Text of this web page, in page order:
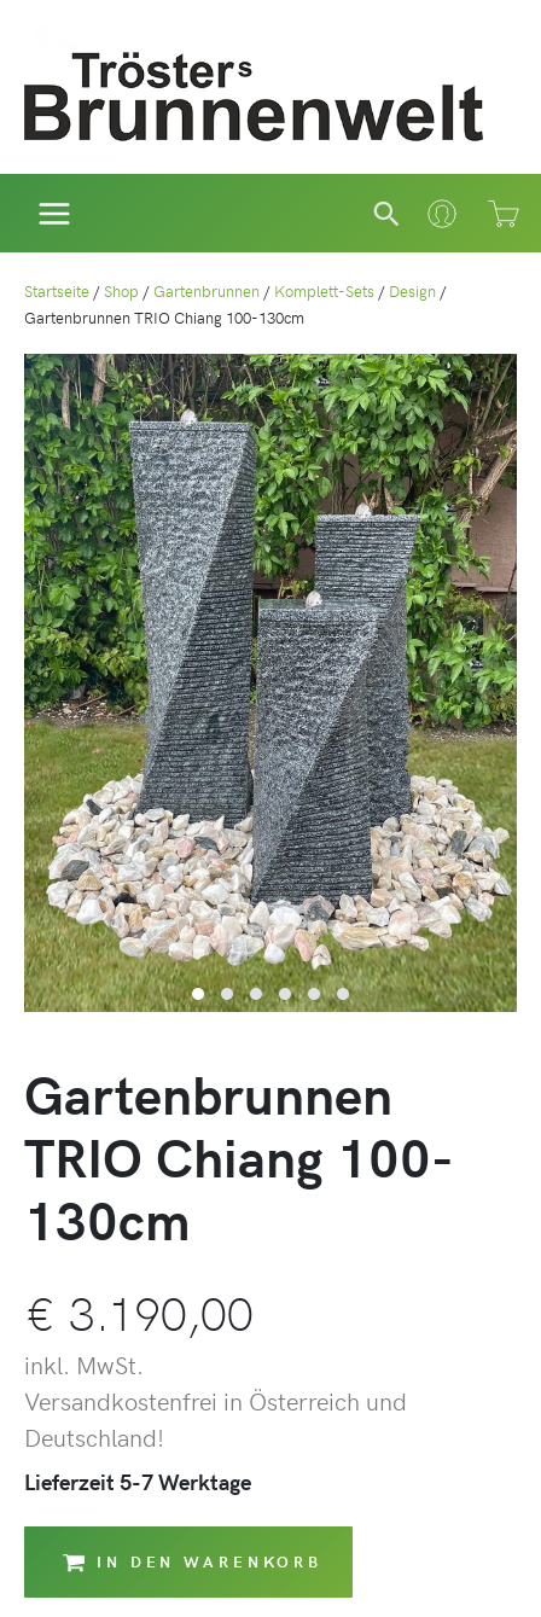
Suchen
Startseite /Shop /Gartenbrunnen / Komplett-Sets / Design /
Gartenbrunnen TRIO Chiang 100-130cm
Gartenbrunnen
TRIO Chiang 100-
130cm
€ 3.190,00
inkl. MwSt.
Versandkostenfrei in Österreich und
Deutschland!
Lieferzeit 5-7 Werktage
IN DEN WARENKORB